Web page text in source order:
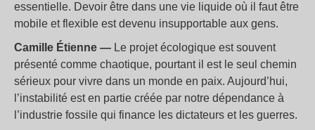
essentielle. Devoir être dans une vie liquide où il faut être
mobile et flexible est devenu insupportable aux gens.
Camille Étienne — Le projet écologique est souvent
présenté comme chaotique, pourtant il est le seul chemin
sérieux pour vivre dans un monde en paix. Aujourd’hui,
l’instabilité est en partie créée par notre dépendance à
l’industrie fossile qui finance les dictateurs et les guerres.